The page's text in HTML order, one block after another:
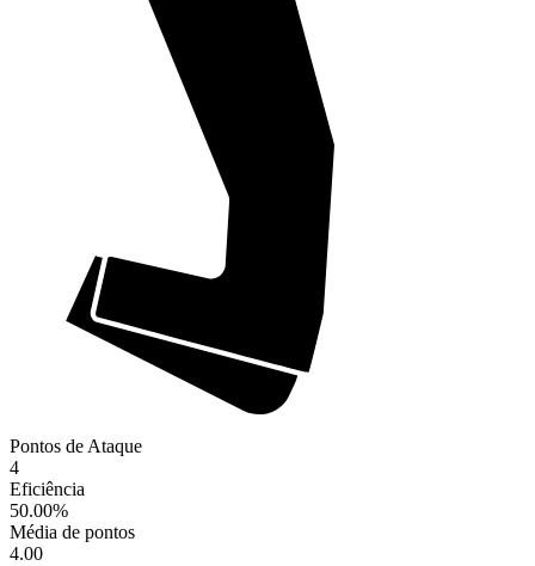
Pontos de Ataque
4
Eficiência
50.00%
Média de pontos
4.00